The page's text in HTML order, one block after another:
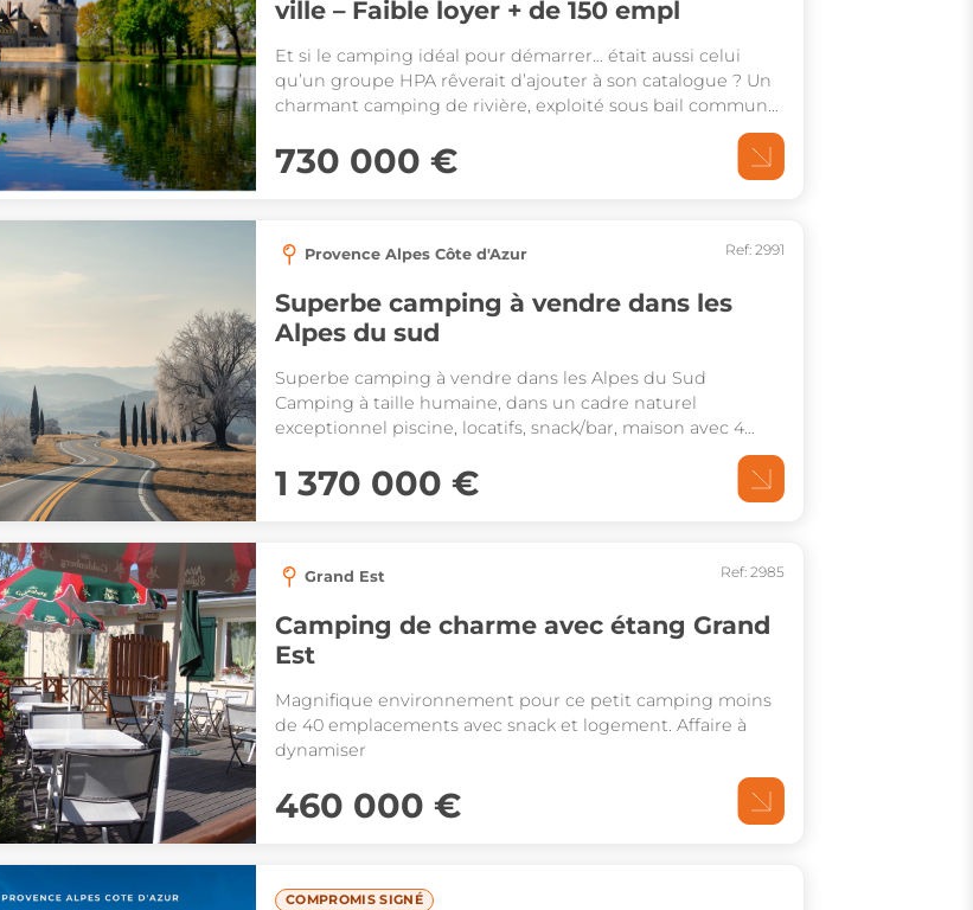
ville – Faible loyer + de 150 empl
Et si le camping idéal pour démarrer… était aussi celui
qu’un groupe HPA rêverait d’ajouter à son catalogue ? Un
charmant camping de rivière, exploité sous bail communal
développement et risque maîtrisé se rencontrent enfin.
730 000 €
Provence Alpes Côte d'Azur Ref: 2991
Superbe camping à vendre dans les
Alpes du sud
Superbe camping à vendre dans les Alpes du Sud
Camping à taille humaine, dans un cadre naturel
exceptionnel piscine, locatifs, snack/bar, maison avec 4
chambres Vaste terrain et potentiel de développement CA
294 000 en 2025
1 370 000 €
Grand Est Ref: 2985
Camping de charme avec étang Grand
Est
Magnifique environnement pour ce petit camping moins
de 40 emplacements avec snack et logement. Affaire à
dynamiser
460 000 €
COMPROMIS SIGNÉ